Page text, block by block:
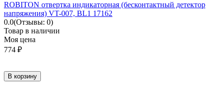
ROBITON отвертка индикаторная (бесконтактный детектор
напряжения) VT-007, BL1 17162
0.0(Отзывы: 0)
Товар в наличии
Моя цена
774 ₽
В корзину